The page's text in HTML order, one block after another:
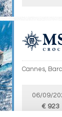
Cannes,
06/09/
€ 923